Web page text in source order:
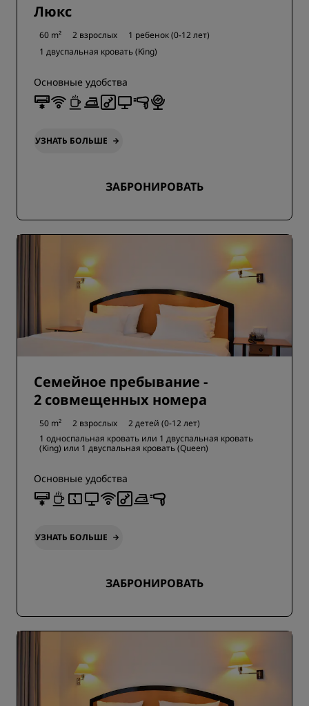
Люкс
60 m² 2 взрослых
1 ребенок (0-12 лет)
1 двуспальная кровать (King)
Основные удобства
УЗНАТЬ БОЛЬШЕ
ЗАБРОНИРОВАТЬ
Семейное пребывание -
2 совмещенных номера
50 m² 2 взрослых
2 детей (0-12 лет)
1 односпальная кровать или 1 двуспальная кровать
(King) или 1 двуспальная кровать (Queen)
Основные удобства
УЗНАТЬ БОЛЬШЕ
ЗАБРОНИРОВАТЬ